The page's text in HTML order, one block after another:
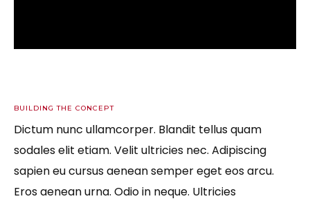
BUILDING THE CONCEPT
Dictum nunc ullamcorper. Blandit tellus quam
sodales elit etiam. Velit ultricies nec. Adipiscing
sapien eu cursus aenean semper eget eos arcu.
Eros aenean urna. Odio in neque. Ultricies